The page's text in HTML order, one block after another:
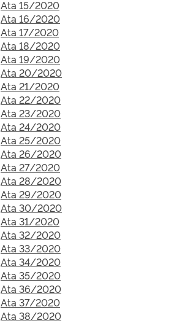
Ata 15/2020
Ata 16/2020
Ata 17/2020
Ata 18/2020
Ata 19/2020
Ata 20/2020
Ata 21/2020
Ata 22/2020
Ata 23/2020
Ata 24/2020
Ata 25/2020
Ata 26/2020
Ata 27/2020
Ata 28/2020
Ata 29/2020
Ata 30/2020
Ata 31/2020
Ata 32/2020
Ata 33/2020
Ata 34/2020
Ata 35/2020
Ata 36/2020
Ata 37/2020
Ata 38/2020